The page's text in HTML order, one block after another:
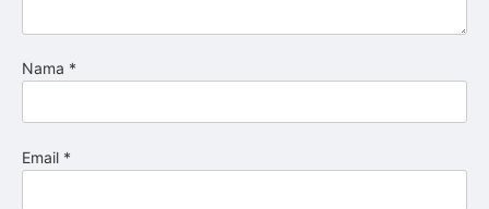
Nama *
Email *